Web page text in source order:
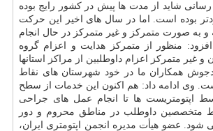
رسانی شاید از مدت ها پیش در کشور رایج بوده
بوده است. اما در سال های اخیر این حرکت
به صورت متمرکز و غیر متمرکز در حال انجام
منظور از متمرکز هدایت و اعزام گروه
غیر متمرکز اعزام داوطلبین از مراکز استانها
همکاران ما در خود شهرستان های نقاط
وی ادامه داد: هم اکنون این خدمات از سطح
اپتومتریست ها تا انجام عمل های جراحی
متخصصین داوطلب در مناطق محروم و دور
شود. عضو هیأت مدیره انجمن اپتومتری ایران،